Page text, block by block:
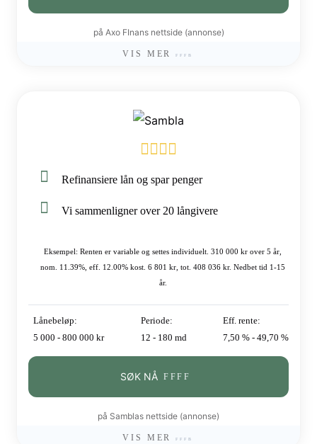
på Axo FInans nettside (annonse)
VIS MER
Refinansiere lån og spar penger
Vi sammenligner over 20 långivere
Eksempel: Renten er variable og settes individuelt. 310 000 kr over 5 år,
nom. 11.39%, eff. 12.00% kost. 6 801 kr, tot. 408 036 kr. Nedbet tid 1-15
år.
Lånebeløp:
5 000 - 800 000 kr
Periode:
12 - 180 md
Eff. rente:
7,50 % - 49,70 %
SØK NÅ
på Samblas nettside (annonse)
VIS MER